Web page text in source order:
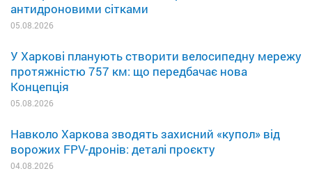
антидроновими сітками
05.08.2026
У Харкові планують створити велосипедну мережу
протяжністю 757 км: що передбачає нова
Концепція
05.08.2026
Навколо Харкова зводять захисний «купол» від
ворожих FPV-дронів: деталі проєкту
04.08.2026